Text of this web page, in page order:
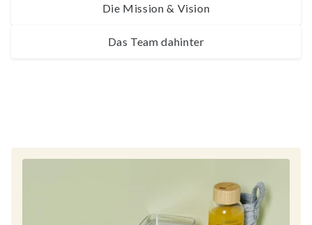
Die Mission & Vision
Das Team dahinter